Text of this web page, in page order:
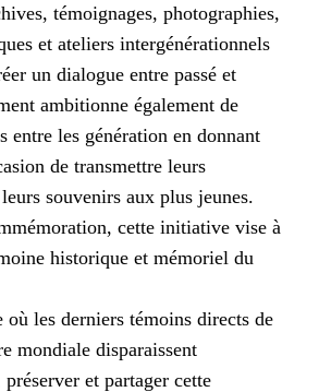
témoignages, photographies,
et ateliers intergénérationnels
un dialogue entre passé et
ambitionne également de
entre les génération en donnant
de transmettre leurs
souvenirs aux plus jeunes.
cette initiative vise à
historique et mémoriel du
où les derniers témoins directs de
mondiale disparaissent
et partager cette